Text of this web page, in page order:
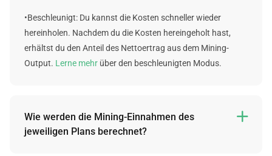
•Beschleunigt: Du kannst die Kosten schneller wieder
hereinholen. Nachdem du die Kosten hereingeholt hast,
erhältst du den Anteil des Nettoertrag aus dem Mining-
Output. Lerne mehr über den beschleunigten Modus.
Wie werden die Mining-Einnahmen des
jeweiligen Plans berechnet?
